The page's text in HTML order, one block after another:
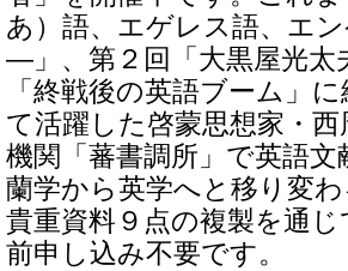
あ）語、エゲレス語、エ
―」、第２回「大黒屋光太
「終戦後の英語ブーム」
て活躍した啓蒙思想家・
機関「蕃書調所」で英語
蘭学から英学へと移り変
貴重資料９点の複製を通
前申し込み不要です。